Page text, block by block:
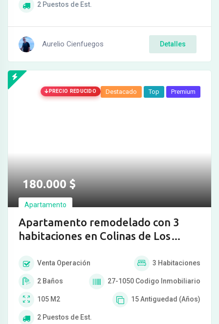
2 Puestos de Est.
Aurelio Cienfuegos Detalles
180.000$
Apartamento
Apartamento remodelado con 3
habitaciones en Colinas de Los
PRECIO REDUCIDO Destacado Top Premium
Venta Operación 3 Habitaciones
2 Baños 27-1050 Codigo Inmobiliario
105 M2 15Antiguedad (Años)
2 Puestos de Est.